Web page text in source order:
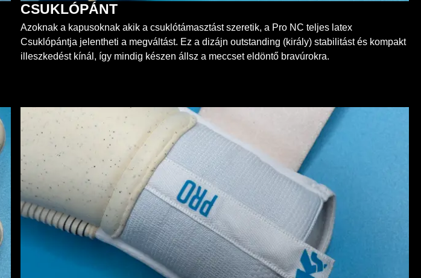
CSUKLÓPÁNT
Azoknak a kapusoknak akik a csuklótámasztást szeretik, a Pro NC teljes latex
Csuklópántja jelentheti a megváltást. Ez a dizájn outstanding (király) stabilitást és kompakt
illeszkedést kínál, így mindig készen állsz a meccset eldöntő bravúrokra.